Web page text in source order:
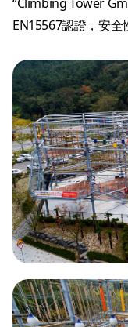
EN15567認證，安全